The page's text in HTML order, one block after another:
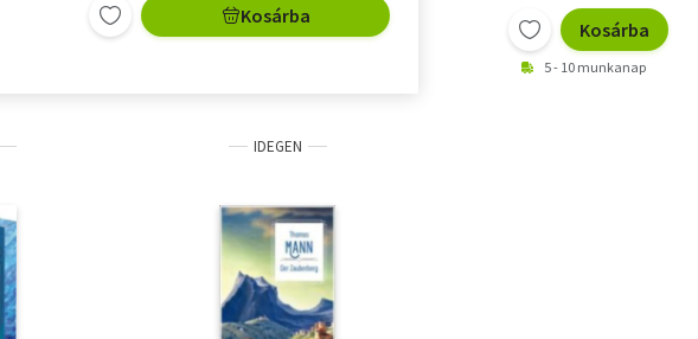
Kosárba
Kosárba
5 - 10 munkanap
IDEGEN